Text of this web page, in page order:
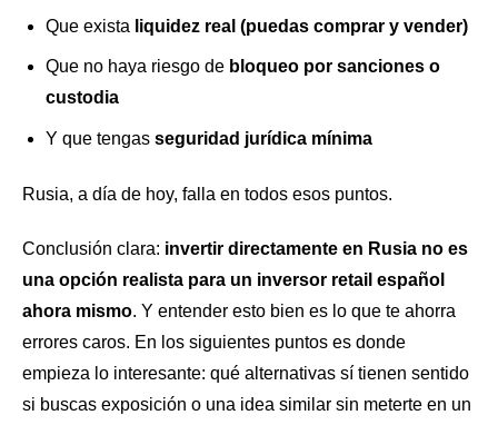
Que exista liquidez real (puedas comprar y vender)
Que no haya riesgo de bloqueo por sanciones o
custodia
Y que tengas seguridad jurídica mínima
Rusia, a día de hoy, falla en todos esos puntos.
Conclusión clara: invertir directamente en Rusia no es
una opción realista para un inversor retail español
ahora mismo. Y entender esto bien es lo que te ahorra
errores caros. En los siguientes puntos es donde
empieza lo interesante: qué alternativas sí tienen sentido
si buscas exposición o una idea similar sin meterte en un